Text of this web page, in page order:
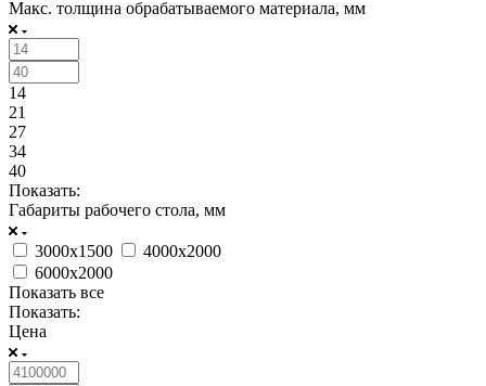
Макс. толщина обрабатываемого материала, мм
14
21
27
34
40
Показать:
Габариты рабочего стола, мм
3000х1500
4000х2000
6000х2000
Показать все
Показать:
Цена